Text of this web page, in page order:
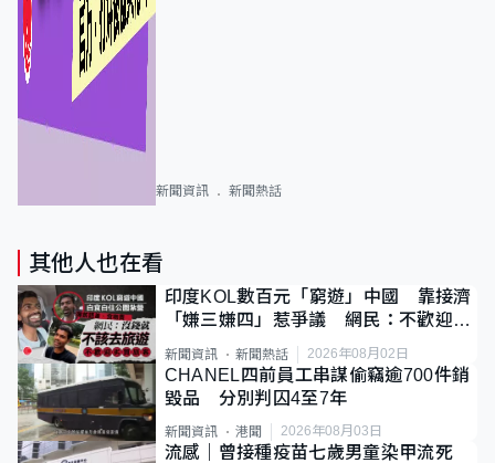
新聞資訊 新聞熱話
其他人也在看
印度KOL數百元「窮遊」中國 靠接濟
「嫌三嫌四」惹爭議 網民：不歡迎劣
質旅客
新聞資訊 新聞熱話 2026年08月02日
CHANEL四前員工串謀偷竊逾700件銷
毀品 分別判囚4至7年
新聞資訊 港聞 2026年08月03日
流感｜曾接種疫苗七歲男童染甲流死